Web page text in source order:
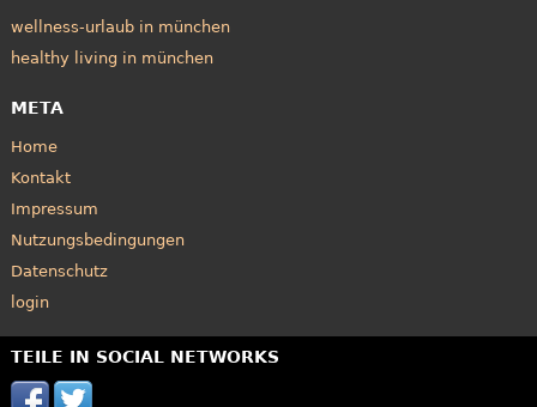
wellness-urlaub in münchen
healthy living in münchen
META
Home
Kontakt
Impressum
Nutzungsbedingungen
Datenschutz
login
TEILE IN SOCIAL NETWORKS